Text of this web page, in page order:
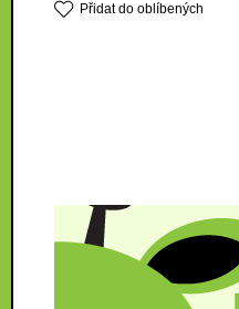
Přidat do oblíbených